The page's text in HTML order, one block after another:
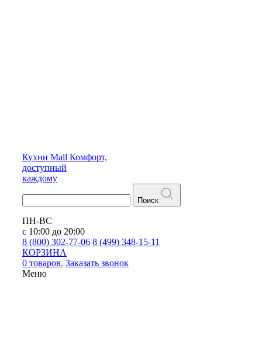
Кухни Mall Комфорт,
доступный
каждому
Поиск
ПН-ВС
с 10:00 до 20:00
8 (800) 302-77-06 8 (499) 348-15-11
КОРЗИНА
0 товаров. Заказать звонок
Меню